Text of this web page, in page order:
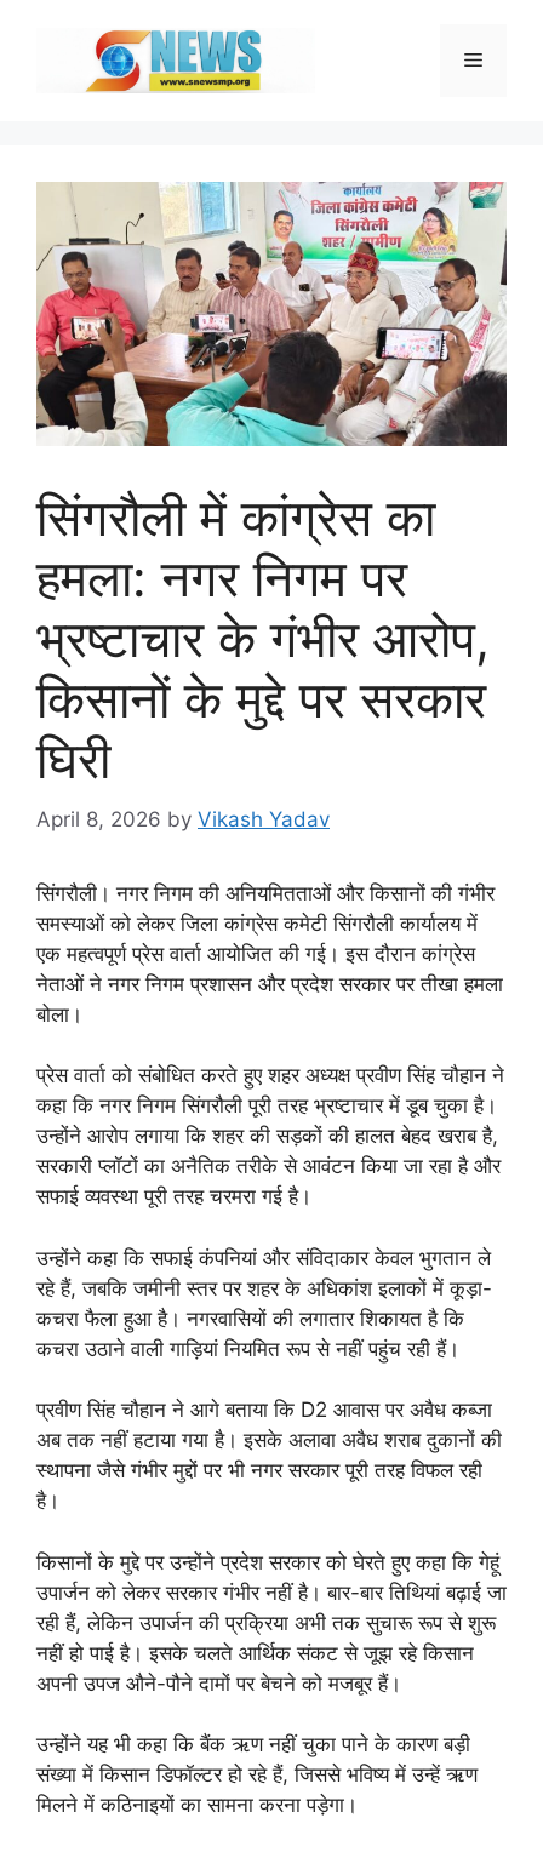
Menu
सिंगरौली में कांग्रेस का
हमला: नगर निगम पर
भ्रष्टाचार के गंभीर आरोप,
किसानों के मुद्दे पर सरकार
घिरी
April 8, 2026 by Vikash Yadav
सिंगरौली। नगर निगम की अनियमितताओं और किसानों की गंभीर
समस्याओं को लेकर जिला कांग्रेस कमेटी सिंगरौली कार्यालय में
एक महत्वपूर्ण प्रेस वार्ता आयोजित की गई। इस दौरान कांग्रेस
नेताओं ने नगर निगम प्रशासन और प्रदेश सरकार पर तीखा हमला
बोला।
प्रेस वार्ता को संबोधित करते हुए शहर अध्यक्ष प्रवीण सिंह चौहान ने
कहा कि नगर निगम सिंगरौली पूरी तरह भ्रष्टाचार में डूब चुका है।
उन्होंने आरोप लगाया कि शहर की सड़कों की हालत बेहद खराब है,
सरकारी प्लॉटों का अनैतिक तरीके से आवंटन किया जा रहा है और
सफाई व्यवस्था पूरी तरह चरमरा गई है।
उन्होंने कहा कि सफाई कंपनियां और संविदाकार केवल भुगतान ले
रहे हैं, जबकि जमीनी स्तर पर शहर के अधिकांश इलाकों में कूड़ा-
कचरा फैला हुआ है। नगरवासियों की लगातार शिकायत है कि
कचरा उठाने वाली गाड़ियां नियमित रूप से नहीं पहुंच रही हैं।
प्रवीण सिंह चौहान ने आगे बताया कि D2 आवास पर अवैध कब्जा
अब तक नहीं हटाया गया है। इसके अलावा अवैध शराब दुकानों की
स्थापना जैसे गंभीर मुद्दों पर भी नगर सरकार पूरी तरह विफल रही
है।
किसानों के मुद्दे पर उन्होंने प्रदेश सरकार को घेरते हुए कहा कि गेहूं
उपार्जन को लेकर सरकार गंभीर नहीं है। बार-बार तिथियां बढ़ाई जा
रही हैं, लेकिन उपार्जन की प्रक्रिया अभी तक सुचारू रूप से शुरू
नहीं हो पाई है। इसके चलते आर्थिक संकट से जूझ रहे किसान
अपनी उपज औने-पौने दामों पर बेचने को मजबूर हैं।
उन्होंने यह भी कहा कि बैंक ऋण नहीं चुका पाने के कारण बड़ी
संख्या में किसान डिफॉल्टर हो रहे हैं, जिससे भविष्य में उन्हें ऋण
मिलने में कठिनाइयों का सामना करना पड़ेगा।